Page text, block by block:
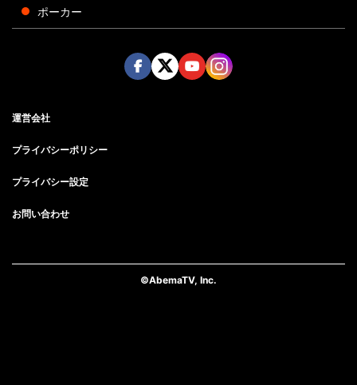
ポーカー
運営会社
プライバシーポリシー
プライバシー設定
お問い合わせ
©AbemaTV, Inc.